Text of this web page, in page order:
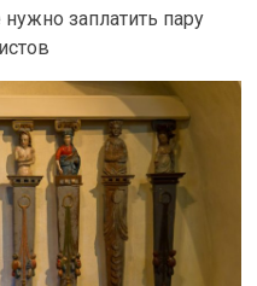
заплатить пару